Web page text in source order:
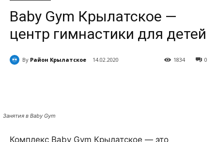
Baby Gym Крылатское —
центр гимнастики для детей
By Район Крылатское 14.02.2020 0
1834
Занятия в Baby Gym
Комплекс Baby Gym Крылатское — это